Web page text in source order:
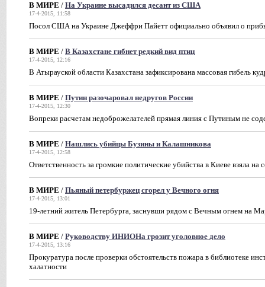
В МИРЕ / На Украине высадился десант из США
17-4-2015, 11:58
Посол США на Украине Джеффри Пайетт официально объявил о
В МИРЕ / В Казахстане гибнет редкий вид птиц
17-4-2015, 12:16
В Атырауской области Казахстана зафиксирована массовая гибель
В МИРЕ / Путин разочаровал недругов России
17-4-2015, 12:30
Вопреки расчетам недоброжелателей прямая линия с Путиным не
В МИРЕ / Нашлись убийцы Бузины и Калашникова
17-4-2015, 12:58
Ответственность за громкие политические убийства в Киеве взяла на
В МИРЕ / Пьяный петербуржец сгорел у Вечного огня
17-4-2015, 13:01
19-летний житель Петербурга, заснувши рядом с Вечным огнем на
В МИРЕ / Руководству ИНИОНа грозит уголовное дело
17-4-2015, 13:16
Прокуратура после проверки обстоятельств пожара в библиотеке
халатности